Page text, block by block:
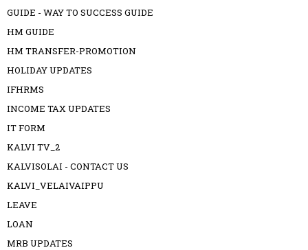
GUIDE - WAY TO SUCCESS GUIDE
HM GUIDE
HM TRANSFER-PROMOTION
HOLIDAY UPDATES
IFHRMS
INCOME TAX UPDATES
IT FORM
KALVI TV_2
KALVISOLAI - CONTACT US
KALVI_VELAIVAIPPU
LEAVE
LOAN
MRB UPDATES